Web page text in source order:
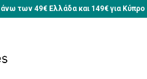
των 49€ Ελλάδα και 149€ για Κύπρο
ΓΥΝΑΙΚΑ ΜΗΤΕΡΑ-ΠΑΙΔΙ